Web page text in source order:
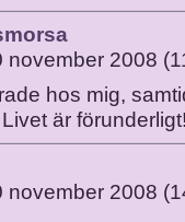
november 2008
hos mig,
är
november 2008